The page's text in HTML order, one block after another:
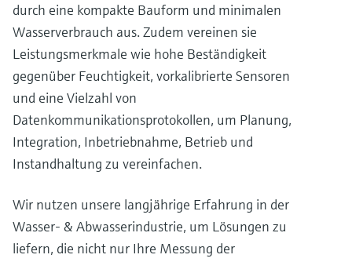
durch eine kompakte Bauform und minimalen
Wasserverbrauch aus. Zudem vereinen sie
Leistungsmerkmale wie hohe Beständigkeit
gegenüber Feuchtigkeit, vorkalibrierte Sensoren
und eine Vielzahl von
Datenkommunikationsprotokollen, um Planung,
Integration, Inbetriebnahme, Betrieb und
Instandhaltung zu vereinfachen.
Wir nutzen unsere langjährige Erfahrung in der
Wasser- & Abwasserindustrie, um Lösungen zu
liefern, die nicht nur Ihre Messung der